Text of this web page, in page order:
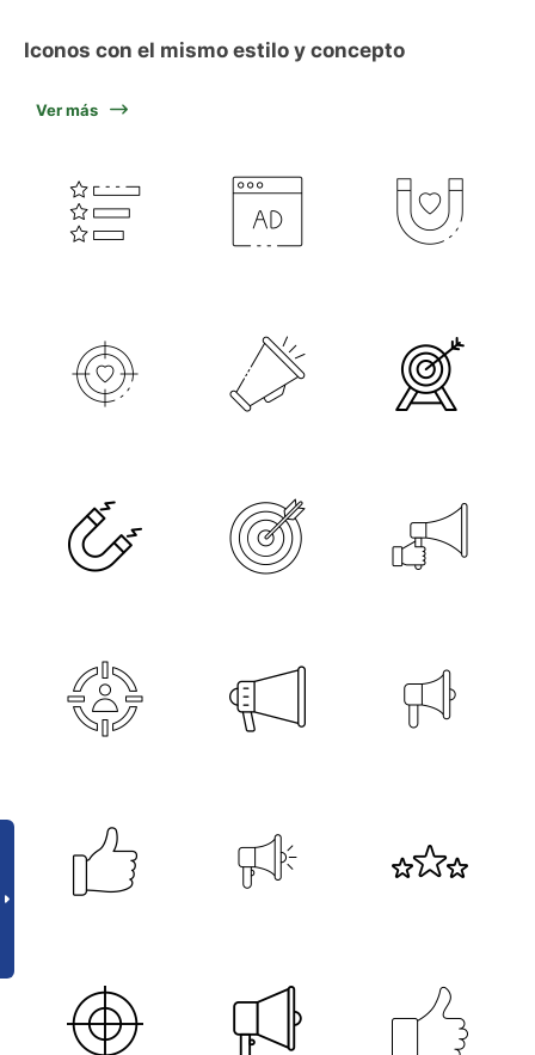
Iconos con el mismo estilo y concepto
Ver más